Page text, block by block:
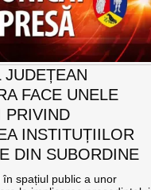
JUDEȚEAN
FACE UNELE
PRIVIND
INSTITUȚIILOR
DIN SUBORDINE
spațiul public a unor